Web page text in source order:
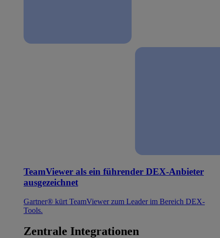
TeamViewer als ein führender DEX-Anbieter
ausgezeichnet
Gartner® kürt TeamViewer zum Leader im Bereich DEX-
Tools.
Zentrale Integrationen